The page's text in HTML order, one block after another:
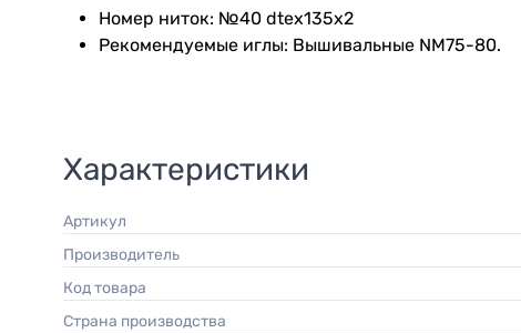
Номер ниток: №40 dtex135x2
Рекомендуемые иглы: Вышивальные NM75-80.
Характеристики
Артикул
Производитель
Код товара
Страна производства